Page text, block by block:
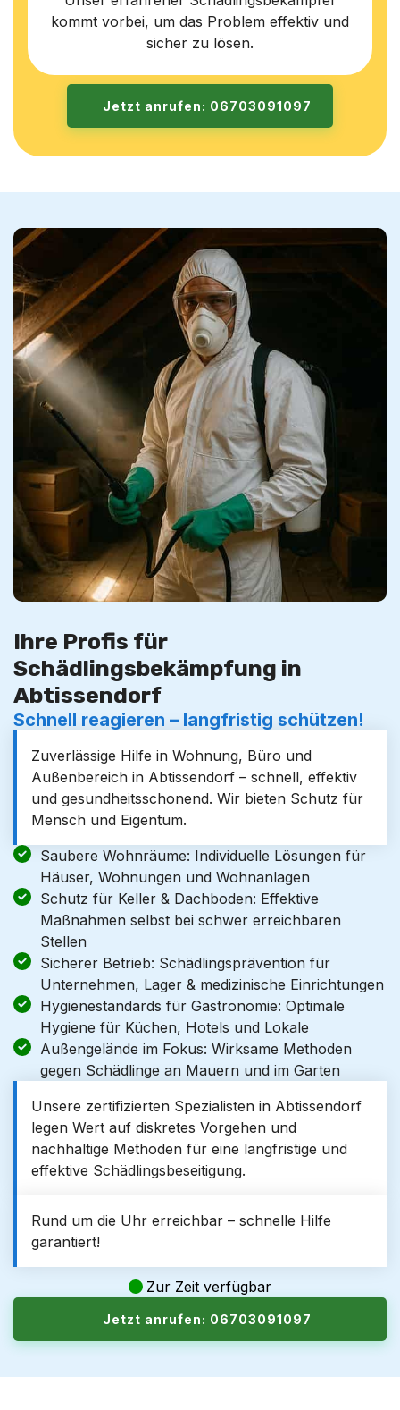
kommt vorbei, um das Problem effektiv und
sicher zu lösen.
Jetzt anrufen: 06703091097
Ihre Profis für
Schädlingsbekämpfung in
Abtissendorf
Schnell reagieren – langfristig schützen!
Zuverlässige Hilfe in Wohnung, Büro und
Außenbereich in Abtissendorf – schnell, effektiv
und gesundheitsschonend. Wir bieten Schutz für
Mensch und Eigentum.
Saubere Wohnräume: Individuelle Lösungen für
Häuser, Wohnungen und Wohnanlagen
Schutz für Keller & Dachboden: Effektive
Maßnahmen selbst bei schwer erreichbaren
Stellen
Sicherer Betrieb: Schädlingsprävention für
Unternehmen, Lager & medizinische Einrichtungen
Hygienestandards für Gastronomie: Optimale
Hygiene für Küchen, Hotels und Lokale
Außengelände im Fokus: Wirksame Methoden
gegen Schädlinge an Mauern und im Garten
Unsere zertifizierten Spezialisten in Abtissendorf
legen Wert auf diskretes Vorgehen und
nachhaltige Methoden für eine langfristige und
effektive Schädlingsbeseitigung.
Rund um die Uhr erreichbar – schnelle Hilfe
garantiert!
Zur Zeit verfügbar
Jetzt anrufen: 06703091097